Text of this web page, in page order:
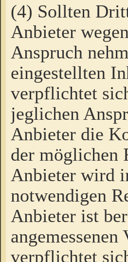
(4) Sollten
Anbieter
Anspruch
eingestellten
verpflichtet
jeglichen
Anbieter die
der möglichen
Anbieter wird
notwendigen
Anbieter ist
verpflichtet